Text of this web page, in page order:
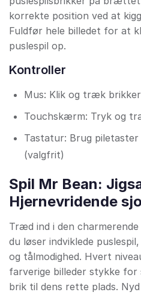
korrekte position ved at
Fuldfør hele billedet for at
puslespil op.
Kontroller
Mus: Klik og træk
Touchskærm: Tryk og
Tastatur: Brug
(valgfrit)
Spil Mr Bean:
Hjernevridende
Træd ind i den
du løser indviklede
og tålmodighed. Hvert
farverige billeder stykke
brik til dens rette plads.